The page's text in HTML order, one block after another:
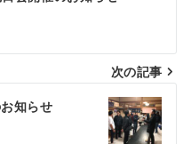
次の記事
知らせ